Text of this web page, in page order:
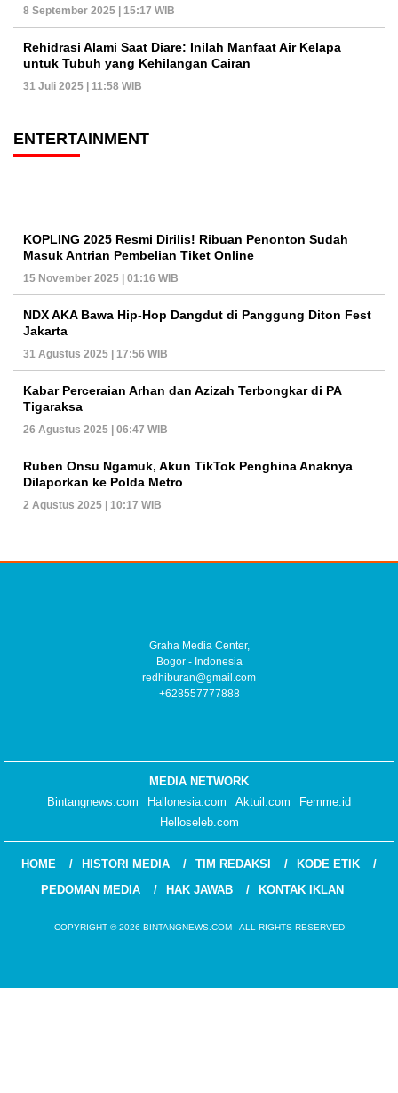
8 September 2025 | 15:17 WIB
Rehidrasi Alami Saat Diare: Inilah Manfaat Air Kelapa
untuk Tubuh yang Kehilangan Cairan
31 Juli 2025 | 11:58 WIB
ENTERTAINMENT
KOPLING 2025 Resmi Dirilis! Ribuan Penonton Sudah
Masuk Antrian Pembelian Tiket Online
15 November 2025 | 01:16 WIB
NDX AKA Bawa Hip-Hop Dangdut di Panggung Diton Fest
Jakarta
31 Agustus 2025 | 17:56 WIB
Kabar Perceraian Arhan dan Azizah Terbongkar di PA
Tigaraksa
26 Agustus 2025 | 06:47 WIB
Ruben Onsu Ngamuk, Akun TikTok Penghina Anaknya
Dilaporkan ke Polda Metro
2 Agustus 2025 | 10:17 WIB
Graha Media Center,
Bogor - Indonesia
redhiburan@gmail.com
+628557777888
MEDIA NETWORK
Bintangnews.com
Hallonesia.com Aktuil.com
Femme.id
Helloseleb.com
HOME HISTORI MEDIA TIM REDAKSI
KODE ETIK
PEDOMAN MEDIA
HAK JAWAB KONTAK IKLAN
COPYRIGHT © 2026 BINTANGNEWS.COM - ALL RIGHTS RESERVED